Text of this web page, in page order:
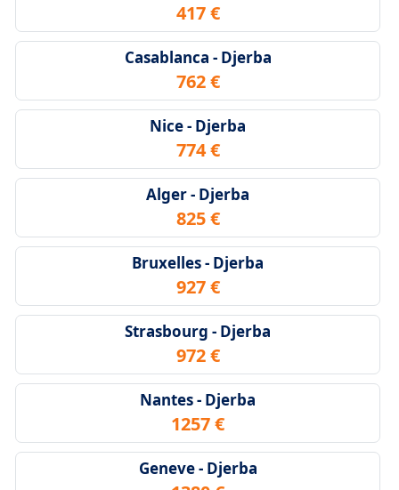
417 €
Casablanca - Djerba
762 €
Nice - Djerba
774 €
Alger - Djerba
825 €
Bruxelles - Djerba
927 €
Strasbourg - Djerba
972 €
Nantes - Djerba
1257 €
Geneve - Djerba